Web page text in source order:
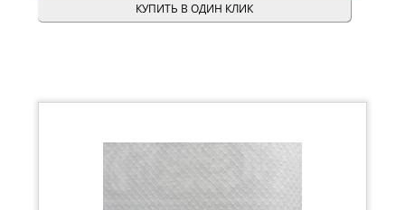
КУПИТЬ В ОДИН КЛИК